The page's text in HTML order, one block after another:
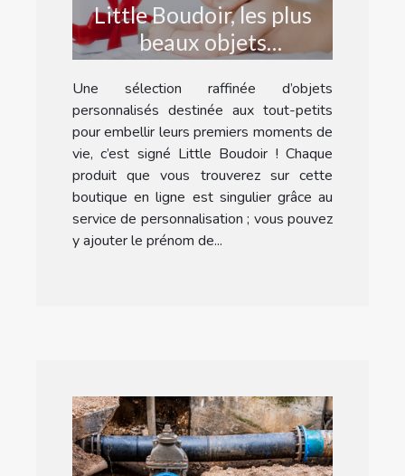
Little Boudoir, les plus
beaux objets
personnalisés pour bébé
Une sélection raffinée d’objets
personnalisés destinée aux tout-petits
pour embellir leurs premiers moments de
vie, c’est signé Little Boudoir ! Chaque
produit que vous trouverez sur cette
boutique en ligne est singulier grâce au
service de personnalisation ; vous pouvez
y ajouter le prénom de...